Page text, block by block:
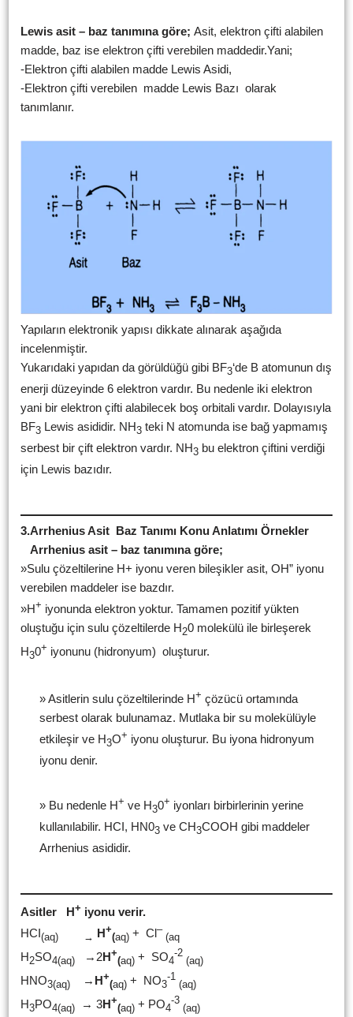
Lewis asit – baz tanımına göre; Asit, elektron çifti alabilen
madde, baz ise elektron çifti verebilen maddedir.Yani;
-Elektron çifti alabilen madde Lewis Asidi,
-Elektron çifti verebilen madde Lewis Bazı olarak
tanımlanır.
Yapıların elektronik yapısı dikkate alınarak aşağıda
incelenmiştir.
Yukarıdaki yapıdan da görüldüğü gibi BF3‘de B atomunun dış
enerji düzeyinde 6 elektron vardır. Bu nedenle iki elektron
yani bir elektron çifti alabilecek boş orbitali vardır. Dolayısıyla
BF3 Lewis asididir. NH3 teki N atomunda ise bağ yapmamış
serbest bir çift elektron vardır. NH3 bu elektron çiftini verdiği
için Lewis bazıdır.
3.Arrhenius Asit Baz Tanımı Konu Anlatımı Örnekler
Arrhenius asit – baz tanımına göre;
»Sulu çözeltilerine H+ iyonu veren bileşikler asit, OH” iyonu
verebilen maddeler ise bazdır.
»H+ iyonunda elektron yoktur. Tamamen pozitif yükten
oluştuğu için sulu çözeltilerde H20 molekülü ile birleşerek
H30+ iyonunu (hidronyum) oluşturur.
» Asitlerin sulu çözeltilerinde H+ çözücü ortamında
serbest olarak bulunamaz. Mutlaka bir su molekülüyle
etkileşir ve H3O+ iyonu oluşturur. Bu iyona hidronyum
iyonu denir.
» Bu nedenle H+ ve H30+ iyonları birbirlerinin yerine
kullanılabilir. HCI, HN03 ve CH3COOH gibi maddeler
Arrhenius asididir.
Asitler H+ iyonu verir.
HCI(aq) → H+
(aq) + Cl–
(aq
H2SO4(aq) →2H+
(aq) + SO4
-2
(aq)
HNO3(aq) → H+
(aq) + NO3
-1
(aq)
H3PO4(aq) → 3H+
(aq) + PO4
-3
(aq)